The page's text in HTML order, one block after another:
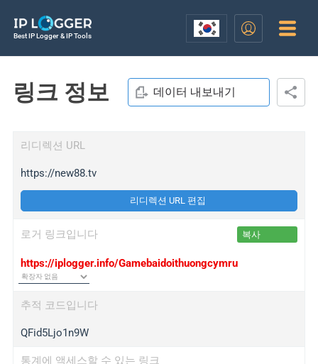
Best IP Logger & IP Tools
링크 정보 데이터 내보내기
리디렉션 URL
https://new88.tv
리디렉션 URL 편집
로거 링크입니다 복사
https://iplogger.info/Gamebaidoithuongcymru
추적 코드입니다
QFid5Ljo1n9W
통계에 액세스할 수 있는 링크